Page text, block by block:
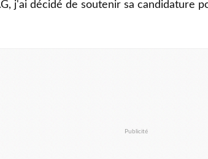
j'ai décidé de soutenir sa candidature
Publicité